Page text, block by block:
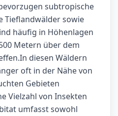
subtropische
Tieflandwälder sowie
häufig in Höhenlagen
Metern über dem
diesen Wäldern
oft in der Nähe von
Gebieten
Vielzahl von Insekten
umfasst sowohl